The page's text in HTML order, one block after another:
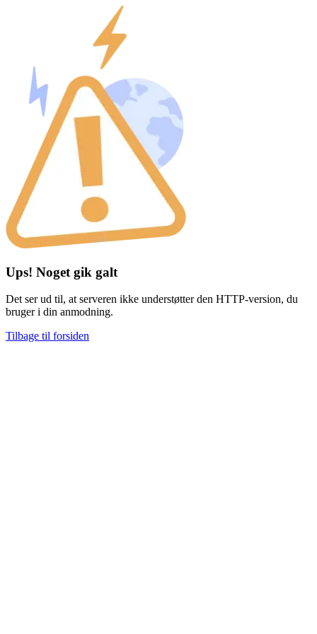
Ups! Noget gik galt
Det ser ud til, at serveren ikke understøtter den HTTP-version, du
bruger i din anmodning.
Tilbage til forsiden